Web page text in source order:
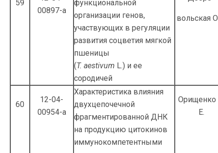
59
00897-а
функциональной
организации генов,
участвующих в регуля­ции
развития соцветия мягкой
пшеницы
(T. aestivum L.) и ее
сородичей
вольская
60
12-04-
00954-а
Характеристика влияния
двухцепочечной
фрагментированной ДНК
на продукцию цитокинов
иммунокомпетентными
Орищенко
Е.